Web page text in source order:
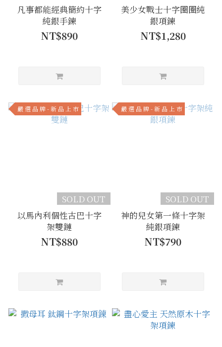
凡事都能經典簡約十字
純銀手鍊
NT$890
美少女戰士十字圈圈純
銀項鍊
NT$1,280
嚴 選 品 牌 - 新 品 上 市
SOLD OUT
以馬內利個性古巴十字
架雙鏈
NT$880
嚴 選 品 牌 - 新 品 上 市
SOLD OUT
神的兒女第一條十字架
純銀項鍊
NT$790